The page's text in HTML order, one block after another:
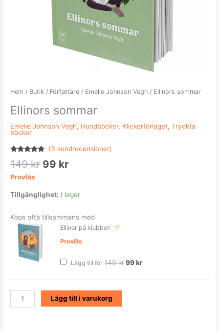
Hem / Butik / Författare / Emelie Johnson Vegh / Ellinors sommar
Ellinors sommar
Emelie Johnson Vegh, Hundböcker, Klickerförlaget,Tryckta
böcker
5.00av 5
kundrecensioner
(3 kundrecensioner)
149kr 99 kr
Provläs
Tillgänglighet: I lager
Köps ofta tillsammans med
Ellinor på klubben
Provläs
Lägg till för 149kr99kr
Lägg till i varukorg